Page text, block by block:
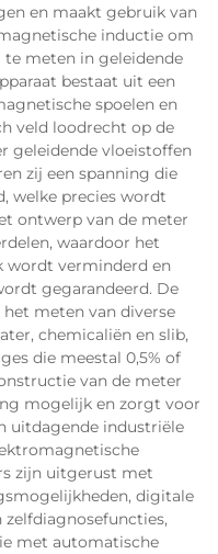
en maakt gebruik van
inductie om
meten in geleidende
bestaat uit een
spoelen en
veld loodrecht op de
geleidende vloeistoffen
zij een spanning die
welke precies wordt
ontwerp van de meter
waardoor het
wordt verminderd en
gegarandeerd. De
meten van diverse
chemicaliën en slib,
die meestal 0,5% of
van de meter
mogelijk en zorgt voor
uitdagende industriële
zijn uitgerust met
digitale
met automatische